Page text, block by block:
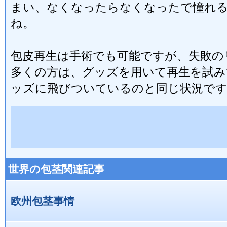
まい、なくなったらなくなったで憧れ
ね。
包皮再生は手術でも可能ですが、失敗
多くの方は、グッズを用いて再生を試
ッズに飛びついているのと同じ状況で
世界の包茎関連記事
欧州包茎事情